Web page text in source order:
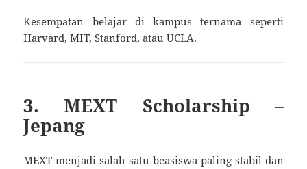
Kesempatan belajar di kampus ternama seperti
Harvard, MIT, Stanford, atau UCLA.
3. MEXT Scholarship –
Jepang
MEXT menjadi salah satu beasiswa paling stabil dan